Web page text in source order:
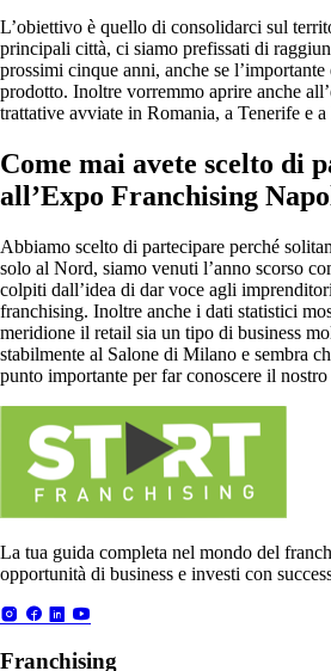
L’obiettivo è quello di consolidarci sul
principali città, ci siamo prefissati di
prossimi cinque anni, anche se
prodotto. Inoltre vorremmo aprire anche
trattative avviate in Romania, a Tenerife e
Come mai avete scelto di
all’Expo Franchising
Abbiamo scelto di partecipare perché
solo al Nord, siamo venuti l’anno scorso
colpiti dall’idea di dar voce agli
franchising. Inoltre anche i dati statistici
meridione il retail sia un tipo di business
stabilmente al Salone di Milano e sembra
punto importante per far conoscere il
La tua guida completa nel mondo del
opportunità di business e investi con
Franchising